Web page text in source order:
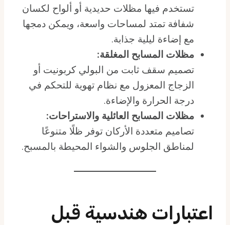
تستخدم فيها مظلات حديدية أو ألواح لكسان
شفافة تمتد لمساحات واسعة، ويمكن دمجها
مع إضاءة ليلية جذابة.
مظلات المسابح المغلقة:
تصميم سقف ثابت من البولي كربونيت أو
الزجاج المعزول مع نظام تهوية للتحكم في
درجة الحرارة والإضاءة.
مظلات المسابح العائلية والاستراحات:
تصاميم متعددة الأركان توفر ظلًا متنوعًا
لمناطق الجلوس والشواء المحيطة بالمسبح.
اعتبارات هندسية قبل